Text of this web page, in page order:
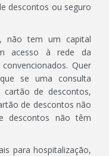
descontos ou seguro
, não tem um capital
acesso à rede da
Quer
se uma consulta
de descontos,
de descontos não
descontos não têm
para hospitalização,